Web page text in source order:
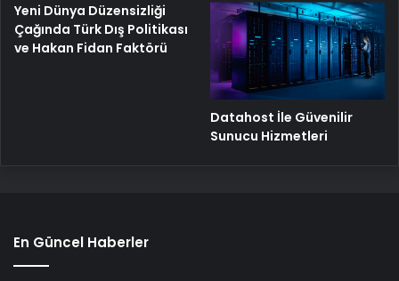
Yeni Dünya Düzensizliği
Çağında Türk Dış Politikası
ve Hakan Fidan Faktörü
Datahost İle Güvenilir
Sunucu Hizmetleri
En Güncel Haberler